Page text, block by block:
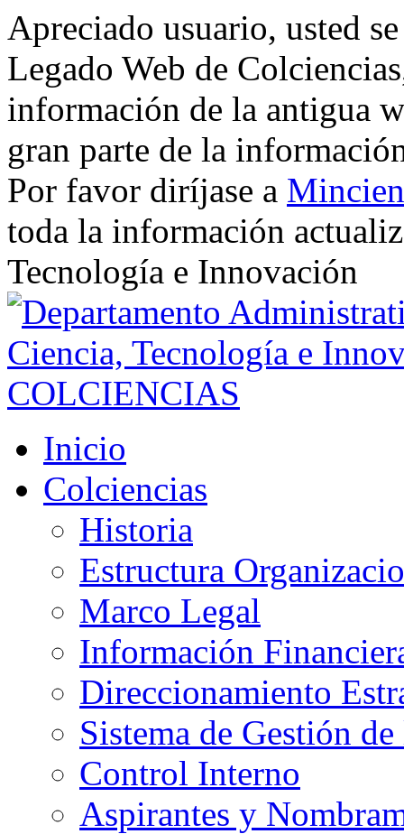
Apreciado usuario, usted
Legado Web de
información de la antigua
gran parte de la
Por favor diríjase a
toda la información
Tecnología e Innovación
Inicio
Colciencias
Historia
Estructura
Marco Legal
Información
Direccionamiento
Sistema de Gestión
Control Interno
Aspirantes y